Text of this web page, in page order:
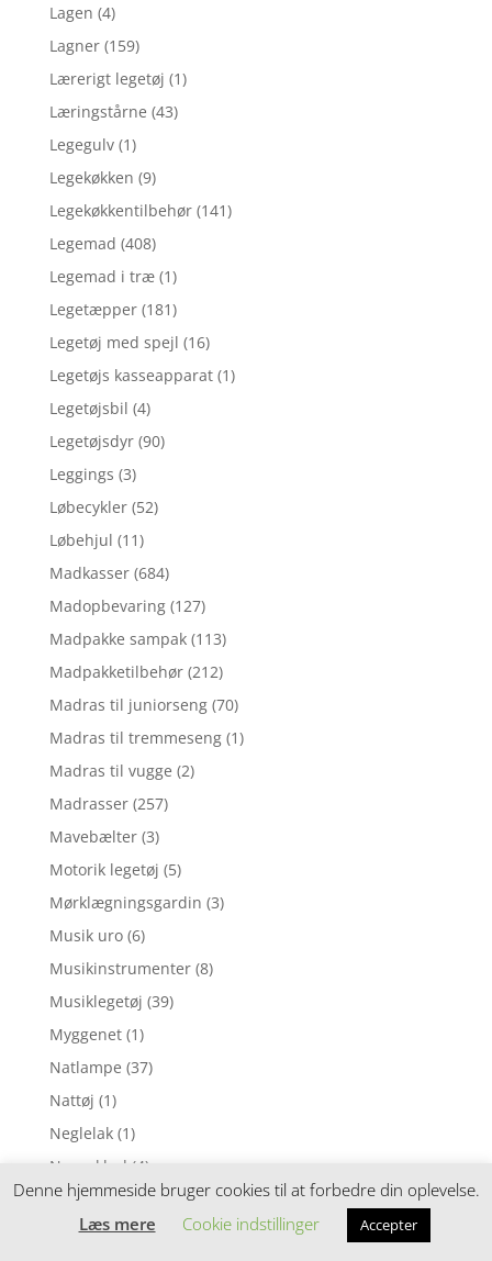
Lagen (4)
Lagner (159)
Lærerigt legetøj (1)
Læringstårne (43)
Legegulv (1)
Legekøkken (9)
Legekøkkentilbehør (141)
Legemad (408)
Legemad i træ (1)
Legetæpper (181)
Legetøj med spejl (16)
Legetøjs kasseapparat (1)
Legetøjsbil (4)
Legetøjsdyr (90)
Leggings (3)
Løbecykler (52)
Løbehjul (11)
Madkasser (684)
Madopbevaring (127)
Madpakke sampak (113)
Madpakketilbehør (212)
Madras til juniorseng (70)
Madras til tremmeseng (1)
Madras til vugge (2)
Madrasser (257)
Mavebælter (3)
Motorik legetøj (5)
Mørklægningsgardin (3)
Musik uro (6)
Musikinstrumenter (8)
Musiklegetøj (39)
Myggenet (1)
Natlampe (37)
Nattøj (1)
Neglelak (1)
Nusseklud (4)
Nusseklude (78)
Opbevaring (11)
Denne hjemmeside bruger cookies til at forbedre din oplevelse.
Læs mere
Cookie indstillinger Accepter